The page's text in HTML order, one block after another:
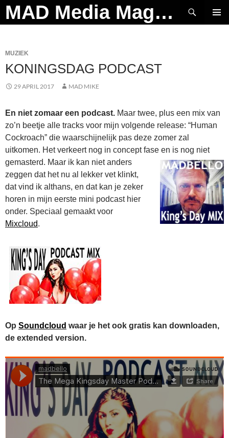
Ga
naar
MAD Media Magazine
Zoeken
MUZIEK
KONINGSDAG PODCAST
29 APRIL 2017 MAD MIKE
En niet zomaar een podcast. Maar twee, plus een mix van
zo’n beetje alle tracks voor mijn volgende release: “Human
Cockroach” die waarschijnelijk pas deze zomer zal
uitkomen. Het verkeert nog in concept fase en is nog niet
gemasterd. Maar ik kan niet anders
zeggen dat het nu al lekker vet klinkt,
dat vind ik althans, en dat kan je zeker
horen in mijn eerste mini podcast hier
onder. Speciaal gemaakt voor
Mixcloud.
Op Soundcloud waar je het ook gratis kan downloaden,
de extended version.